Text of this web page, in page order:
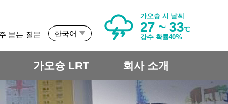
묻는 질문 한국어
가오슝 시 날씨
27 ~ 33℃
강수 확률40%
가오슝 LRT 회사 소개